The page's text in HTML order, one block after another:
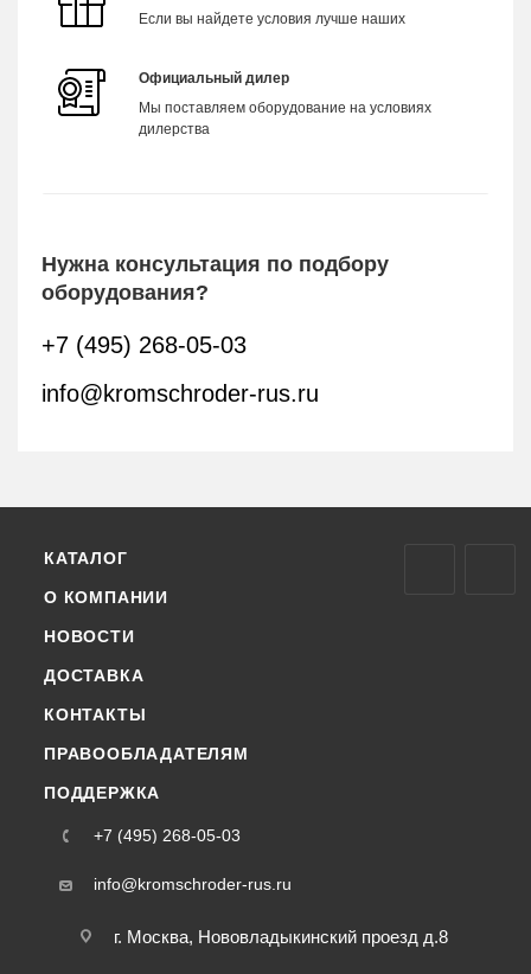
Если вы найдете условия лучше наших
Официальный дилер
Мы поставляем оборудование на условиях
дилерства
Нужна консультация по подбору
оборудования?
+7 (495) 268-05-03
info@kromschroder-rus.ru
КАТАЛОГ
О КОМПАНИИ
НОВОСТИ
ДОСТАВКА
КОНТАКТЫ
ПРАВООБЛАДАТЕЛЯМ
ПОДДЕРЖКА
+7 (495) 268-05-03
info@kromschroder-rus.ru
г. Москва, Нововладыкинский проезд д.8